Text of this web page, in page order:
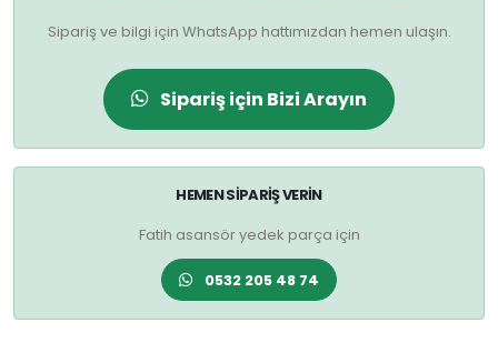
Sipariş ve bilgi için WhatsApp hattımızdan hemen ulaşın.
Sipariş için Bizi Arayın
HEMEN SIPARIŞ VERIN
Fatih asansör yedek parça için
0532 205 48 74